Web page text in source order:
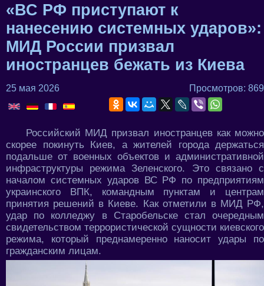
«ВС РФ приступают к
нанесению системных ударов»:
МИД России призвал
иностранцев бежать из Киева
25 мая 2026 Просмотров: 869
Российский МИД призвал иностранцев как можно
скорее покинуть Киев, а жителей города держаться
подальше от военных объектов и административной
инфраструктуры режима Зеленского. Это связано с
началом системных ударов ВС РФ по предприятиям
украинского ВПК, командным пунктам и центрам
принятия решений в Киеве. Как отметили в МИД РФ,
удар по колледжу в Старобельске стал очередным
свидетельством террористической сущности киевского
режима, который преднамеренно наносит удары по
гражданским лицам.